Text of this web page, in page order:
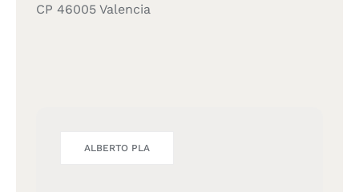
CP 46005 Valencia
ALBERTO PLA